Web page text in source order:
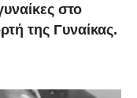
στο
της Γυναίκας.